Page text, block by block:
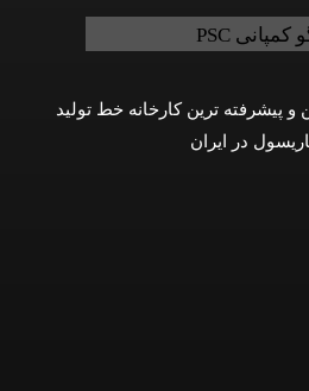
و پیشرفته ترین کارخانه خط تولید
در ایران